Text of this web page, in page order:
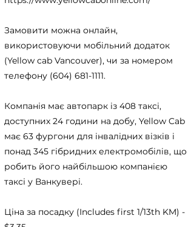
Замовити можна онлайн,
використовуючи мобільний додаток
(Yellow cab Vancouver), чи за номером
телефону (604) 681-1111.
Компанія має автопарк із 408 таксі,
доступних 24 години на добу, Yellow Cab
має 63 фургони для інвалідних візків і
понад 345 гібридних електромобілів, що
робить його найбільшою компанією
таксі у Ванкувері.
Ціна за посадку (Includes first 1/13th KM) -